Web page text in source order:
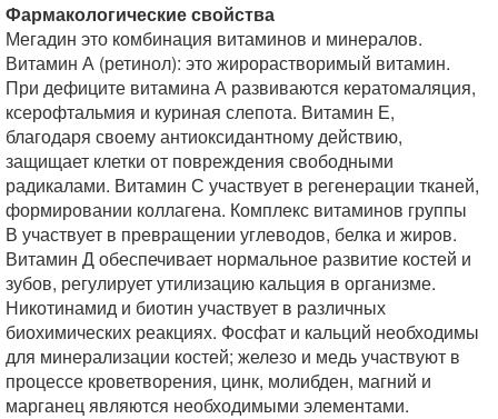
Фармакологические свойства
Мегадин это комбинация витаминов и минералов.
Витамин А (ретинол): это жирорастворимый витамин.
При дефиците витамина А развиваются кератомаляция,
ксерофтальмия и куриная слепота. Витамин Е,
благодаря своему антиоксидантному действию,
защищает клетки от повреждения свободными
радикалами. Витамин С участвует в регенерации тканей,
формировании коллагена. Комплекс витаминов группы
В участвует в превращении углеводов, белка и жиров.
Витамин Д обеспечивает нормальное развитие костей и
зубов, регулирует утилизацию кальция в организме.
Никотинамид и биотин участвует в различных
биохимических реакциях. Фосфат и кальций необходимы
для минерализации костей; железо и медь участвуют в
процессе кроветворения, цинк, молибден, магний и
марганец являются необходимыми элементами.